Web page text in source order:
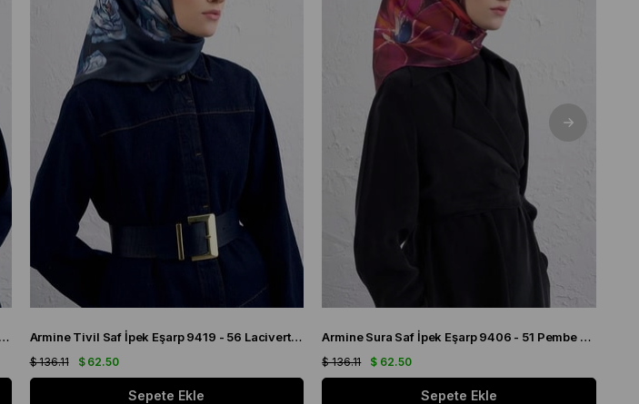
Armine Sura Saf İpek Eşarp 9419 - 07 Açık Mavi Karışık Desen Armine Tivil Saf İpek Eşarp 9419 - 56 Lacivert Karışık Desen
$ 62.50
$ 136.11
Sepete Ekle
Armine Sura Saf İpek Eşarp 9406 - 51 Pembe Karışık Desen
$ 62.50
$ 136.11
Sepete Ekle